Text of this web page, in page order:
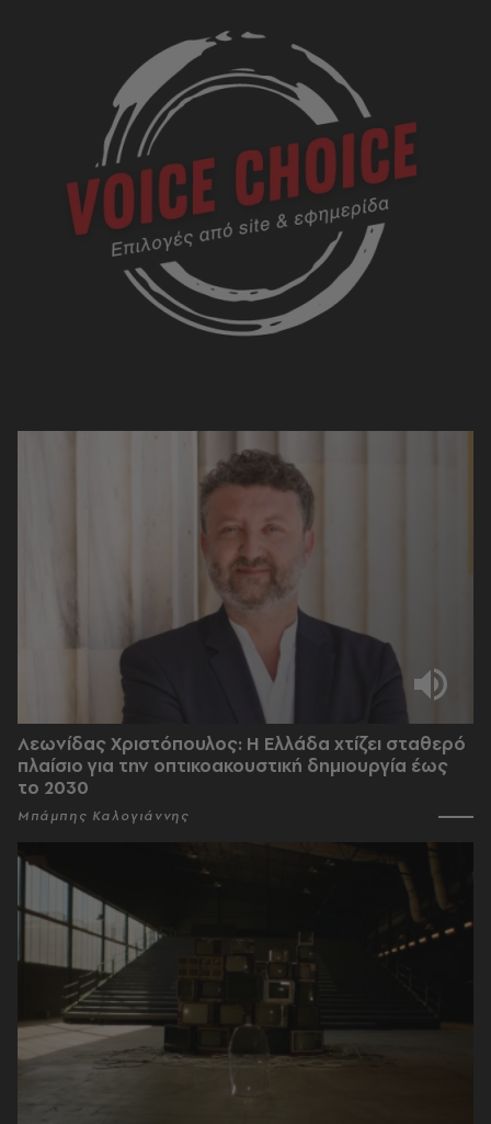
Λεωνίδας Χριστόπουλος: Η Ελλάδα χτίζει σταθερό
πλαίσιο για την οπτικοακουστική δημιουργία έως
το 2030
Μπάμπης Καλογιάννης